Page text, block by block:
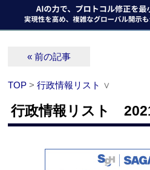
« 前の記事
TOP >行政情報リスト ∨
行政情報リスト